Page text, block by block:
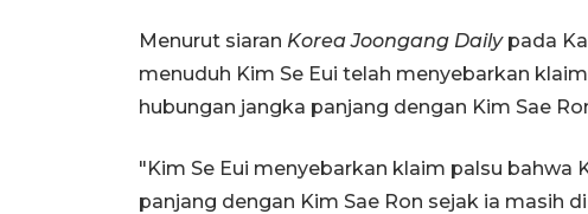
Menurut siaran Korea Joongang Dailypada
menuduh Kim Se Eui telah menyebarkan
hubungan jangka panjang dengan Kim Sae
"Kim Se Eui menyebarkan klaim palsu bahwa
panjang dengan Kim Sae Ron sejak ia masih